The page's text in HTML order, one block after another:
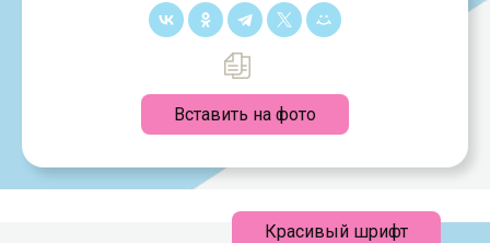
Вставить на фото
Красивый шрифт